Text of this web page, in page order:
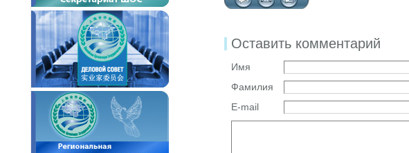
Оставить комментарий
Имя
Фамилия
E-mail